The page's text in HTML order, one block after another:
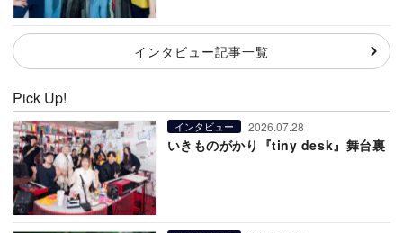
インタビュー記事一覧
Pick Up!
インタビュー 2026.07.28
いきものがかり『tiny desk』舞台裏